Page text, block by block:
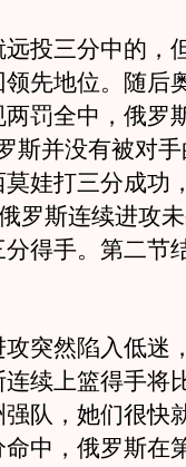
投三分中的，
先地位。随后
罚全中，俄罗
斯并没有被对
娃打三分成功
罗斯连续进攻
得手。第二节
突然陷入低迷
续上篮得手将
队，她们很快
中，俄罗斯在